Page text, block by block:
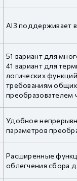
AI3 поддерживает
51 вариант для
41 вариант для
логических
требованиям
преобразователем
Удобное
параметров
Расширенные
облегчения сбора